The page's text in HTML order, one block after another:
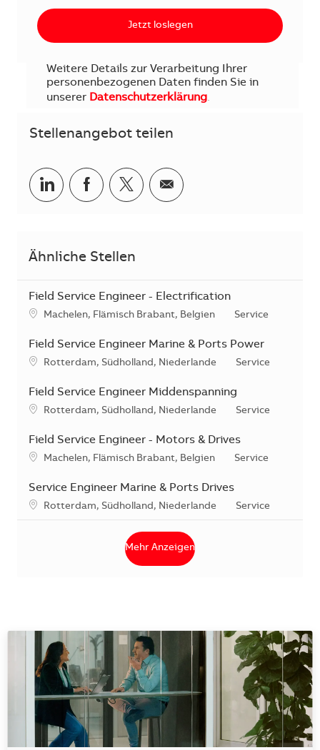
Jetzt loslegen
Weitere Details zur Verarbeitung Ihrer
personenbezogenen Daten finden Sie in
unserer Datenschutzerklärung.
Stellenangebot teilen
Teilen via LinkedIn
Teilen via Facebook
Teilen via Twitter
Teilen via E-Mail
Ähnliche Stellen
Field Service Engineer - Electrification
Standort
Machelen, Flämisch Brabant, Belgien Kategorie
Service
Field Service Engineer Marine & Ports Power
Standort
Rotterdam, Südholland, Niederlande Kategorie
Service
Field Service Engineer Middenspanning
Standort
Rotterdam, Südholland, Niederlande Kategorie
Service
Field Service Engineer - Motors & Drives
Standort
Machelen, Flämisch Brabant, Belgien Kategorie
Service
Service Engineer Marine & Ports Drives
Standort
Rotterdam, Südholland, Niederlande Kategorie
Service
Mehr Anzeigen